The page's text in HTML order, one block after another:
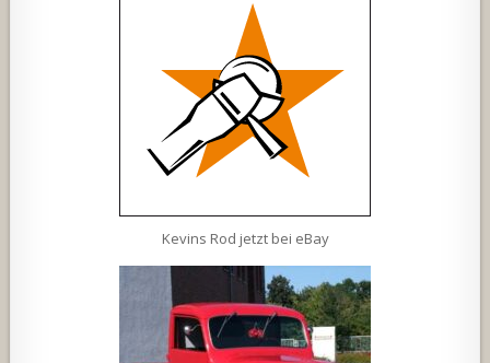
Kevins Rod jetzt bei eBay